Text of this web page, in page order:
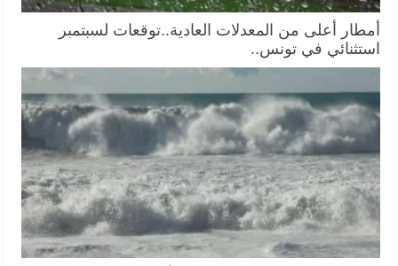
أمطار أعلى من المعدلات العادية..توقعات لسبتمبر
استثنائي في تونس..